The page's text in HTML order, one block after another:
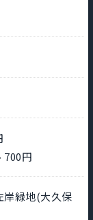
700円
岸緑地(大久保